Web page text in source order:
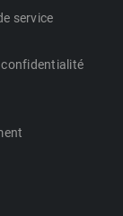
service